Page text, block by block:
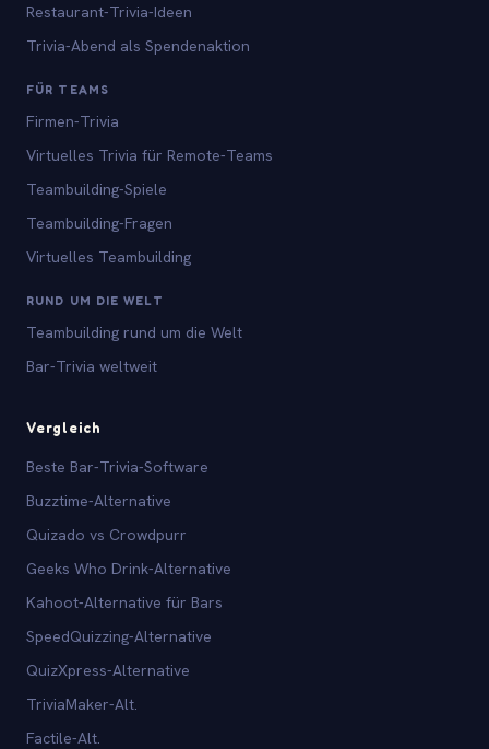
Restaurant-Trivia-Ideen
Trivia-Abend als Spendenaktion
FÜR TEAMS
Firmen-Trivia
Virtuelles Trivia für Remote-Teams
Teambuilding-Spiele
Teambuilding-Fragen
Virtuelles Teambuilding
RUND UM DIE WELT
Teambuilding rund um die Welt
Bar-Trivia weltweit
Vergleich
Beste Bar-Trivia-Software
Buzztime-Alternative
Quizado vs Crowdpurr
Geeks Who Drink-Alternative
Kahoot-Alternative für Bars
SpeedQuizzing-Alternative
QuizXpress-Alternative
TriviaMaker-Alt.
Factile-Alt.